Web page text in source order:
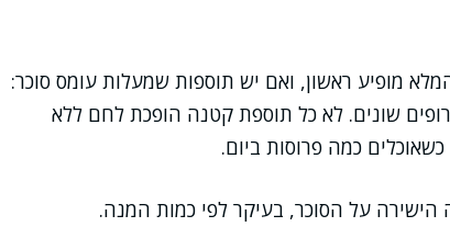
מופיע ראשון, ואם יש תוספות שמעלות עומס סוכר:
שונים. לא כל תוספת קטנה הופכת לחם ללא
כמה פרוסות ביום.
על הסוכר, בעיקר לפי כמות המנה.